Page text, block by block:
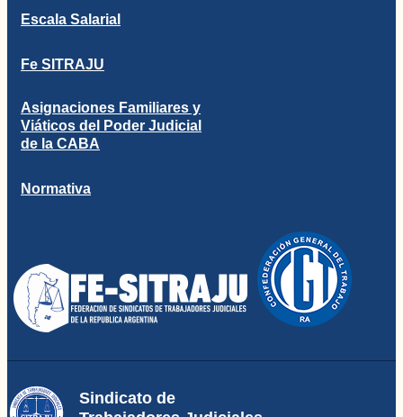
Escala Salarial
Fe SITRAJU
Asignaciones Familiares y
Viáticos del Poder Judicial
de la CABA
Normativa
Sindicato de